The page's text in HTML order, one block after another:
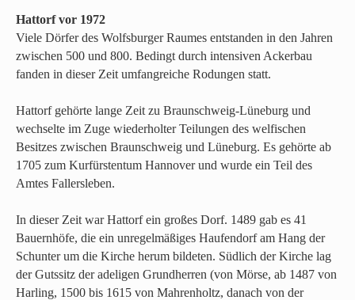
Hattorf vor 1972
Viele Dörfer des Wolfsburger Raumes entstanden in den Jahren
zwischen 500 und 800. Bedingt durch intensiven Ackerbau
fanden in dieser Zeit umfangreiche Rodungen statt.
Hattorf gehörte lange Zeit zu Braunschweig-Lüneburg und
wechselte im Zuge wiederholter Teilungen des welfischen
Besitzes zwischen Braunschweig und Lüneburg. Es gehörte ab
1705 zum Kurfürstentum Hannover und wurde ein Teil des
Amtes Fallersleben.
In dieser Zeit war Hattorf ein großes Dorf. 1489 gab es 41
Bauernhöfe, die ein unregelmäßiges Haufendorf am Hang der
Schunter um die Kirche herum bildeten. Südlich der Kirche lag
der Gutssitz der adeligen Grundherren (von Mörse, ab 1487 von
Harling, 1500 bis 1615 von Mahrenholtz, danach von der